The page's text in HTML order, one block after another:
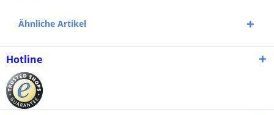
Ähnliche Artikel
Hotline